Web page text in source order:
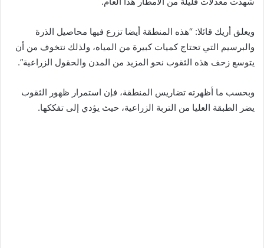
ويعلق أريك قائلا: “هذه المنطقة أيضا تزرع فيها محاصيل الذرة
والبرسيم التي تحتاج كميات كبيرة من المياه، ولذلك نتخوف من أن
يتوسع زحف هذه الثقوب نحو المزيد من المدن والحقول الزراعية”.
وبحسب ما أظهرته تضاريس المنطقة، فإن استمرار ظهور الثقوب
يضر الطبقة العليا من التربة الزراعية، حيث يؤدي إلى تفككها.